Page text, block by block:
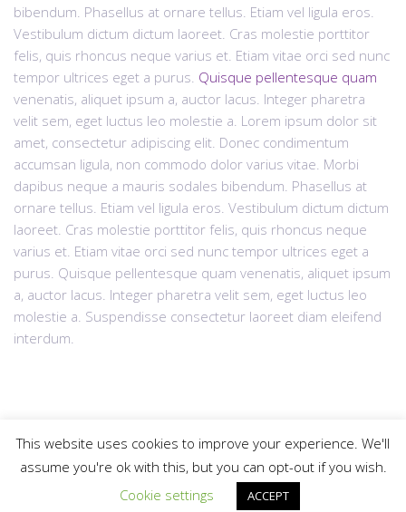
bibendum. Phasellus at ornare tellus. Etiam vel ligula eros.
Vestibulum dictum dictum laoreet. Cras molestie porttitor
felis, quis rhoncus neque varius et. Etiam vitae orci sed nunc
tempor ultrices eget a purus. Quisque pellentesque quam
venenatis, aliquet ipsum a, auctor lacus. Integer pharetra
velit sem, eget luctus leo molestie a. Lorem ipsum dolor sit
amet, consectetur adipiscing elit. Donec condimentum
accumsan ligula, non commodo dolor varius vitae. Morbi
dapibus neque a mauris sodales bibendum. Phasellus at
ornare tellus. Etiam vel ligula eros. Vestibulum dictum dictum
laoreet. Cras molestie porttitor felis, quis rhoncus neque
varius et. Etiam vitae orci sed nunc tempor ultrices eget a
purus. Quisque pellentesque quam venenatis, aliquet ipsum
a, auctor lacus. Integer pharetra velit sem, eget luctus leo
molestie a. Suspendisse consectetur laoreet diam eleifend
interdum.
© 2025krdzaliclaw.comAll rights reserved | Web Design "CanaC"
This website uses cookies to improve your experience. We'll
assume you're ok with this, but you can opt-out if you wish.
Cookie settings
ACCEPT